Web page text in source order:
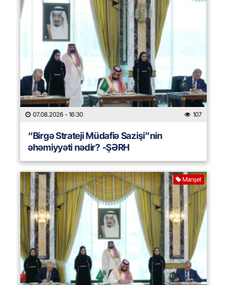
07.08.2026 - 16:30 107
“Birgə Strateji Müdafiə Sazişi”nin
əhəmiyyəti nədir? -ŞƏRH
Manşet